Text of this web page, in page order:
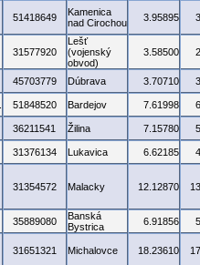
51418649
Kamenica
nad Cirochou
3.95895
31577920
Lešť
(vojenský
obvod)
3.58500
45703779 Dúbrava 3.70710
51848520 Bardejov 7.61998
36211541 Žilina 7.15780
31376134 Lukavica 6.62185
31354572 Malacky 12.12870
35889080
Banská
Bystrica
6.91856
31651321 Michalovce 18.23610